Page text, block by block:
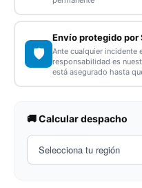
🛡️
Envío protegido por
Ante cualquier incidente
responsabilidad es
está asegurado hasta
🚚 Calcular despacho